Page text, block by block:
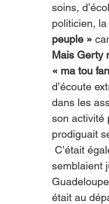
soins,
politicien,
peuple »
Mais Gerty
« ma tou
d’écoute
dans les
son activité
prodiguait
semblaient
était au